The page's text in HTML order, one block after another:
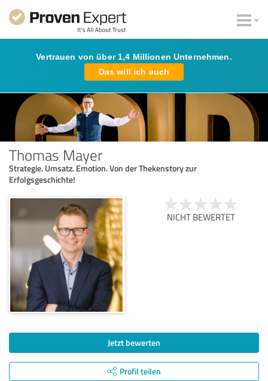
Vertrauen von über 1,4 Millionen Unternehmen.
Das will ich auch
Thomas Mayer
Strategie. Umsatz. Emotion. Von der Thekenstory zur
Erfolgsgeschichte!
NICHT BEWERTET
Jetzt bewerten
Profil teilen